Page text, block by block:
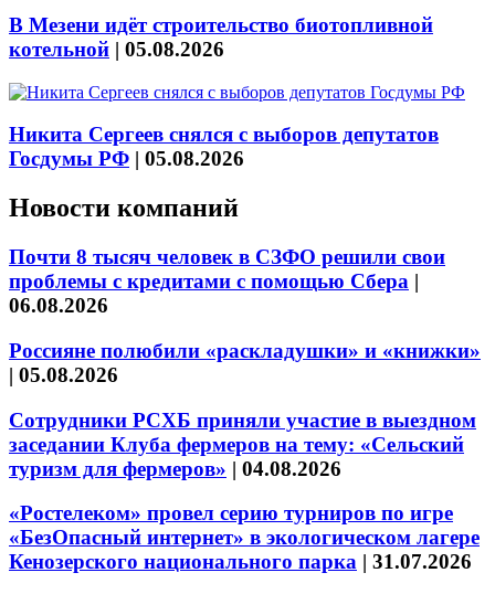
В Мезени идёт строительство биотопливной
котельной | 05.08.2026
Никита Сергеев снялся с выборов депутатов
Госдумы РФ | 05.08.2026
Новости компаний
Почти 8 тысяч человек в СЗФО решили свои
проблемы с кредитами с помощью Сбера |
06.08.2026
Россияне полюбили «раскладушки» и «книжки»
| 05.08.2026
Сотрудники РСХБ приняли участие в выездном
заседании Клуба фермеров на тему: «Сельский
туризм для фермеров» | 04.08.2026
«Ростелеком» провел серию турниров по игре
«БезОпасный интернет» в экологическом лагере
Кенозерского национального парка | 31.07.2026